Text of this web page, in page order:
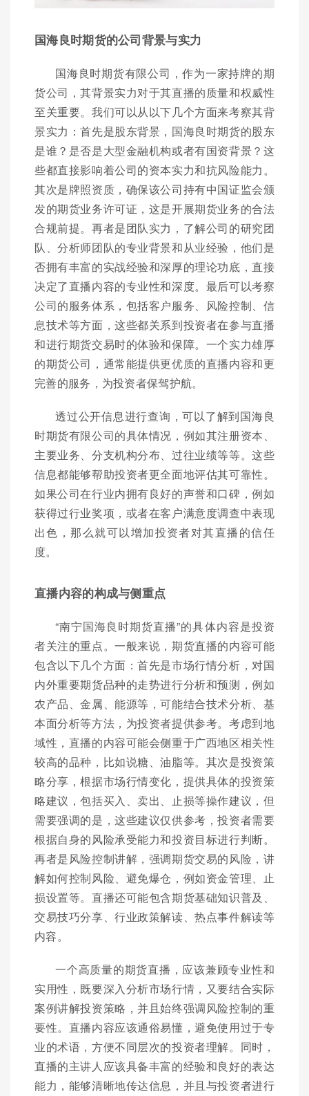
国海良时期货的公司背景与实力
国海良时期货有限公司，作为一家持牌的期
货公司，其背景实力对于其直播的质量和权威性
至关重要。我们可以从以下几个方面来考察其背
景实力：首先是股东背景，国海良时期货的股东
是谁？是否是大型金融机构或者有国资背景？这
些都直接影响着公司的资本实力和抗风险能力。
其次是牌照资质，确保该公司持有中国证监会颁
发的期货业务许可证，这是开展期货业务的合法
合规前提。再者是团队实力，了解公司的研究团
队、分析师团队的专业背景和从业经验，他们是
否拥有丰富的实战经验和深厚的理论功底，直接
决定了直播内容的专业性和深度。最后可以考察
公司的服务体系，包括客户服务、风险控制、信
息技术等方面，这些都关系到投资者在参与直播
和进行期货交易时的体验和保障。一个实力雄厚
的期货公司，通常能提供更优质的直播内容和更
完善的服务，为投资者保驾护航。
透过公开信息进行查询，可以了解到国海良
时期货有限公司的具体情况，例如其注册资本、
主要业务、分支机构分布、过往业绩等等。这些
信息都能够帮助投资者更全面地评估其可靠性。
如果公司在行业内拥有良好的声誉和口碑，例如
获得过行业奖项，或者在客户满意度调查中表现
出色，那么就可以增加投资者对其直播的信任
度。
直播内容的构成与侧重点
“南宁国海良时期货直播”的具体内容是投资
者关注的重点。一般来说，期货直播的内容可能
包含以下几个方面：首先是市场行情分析，对国
内外重要期货品种的走势进行分析和预测，例如
农产品、金属、能源等，可能结合技术分析、基
本面分析等方法，为投资者提供参考。考虑到地
域性，直播的内容可能会侧重于广西地区相关性
较高的品种，比如说糖、油脂等。其次是投资策
略分享，根据市场行情变化，提供具体的投资策
略建议，包括买入、卖出、止损等操作建议，但
需要强调的是，这些建议仅供参考，投资者需要
根据自身的风险承受能力和投资目标进行判断。
再者是风险控制讲解，强调期货交易的风险，讲
解如何控制风险、避免爆仓，例如资金管理、止
损设置等。直播还可能包含期货基础知识普及、
交易技巧分享、行业政策解读、热点事件解读等
内容。
一个高质量的期货直播，应该兼顾专业性和
实用性，既要深入分析市场行情，又要结合实际
案例讲解投资策略，并且始终强调风险控制的重
要性。直播内容应该通俗易懂，避免使用过于专
业的术语，方便不同层次的投资者理解。同时，
直播的主讲人应该具备丰富的经验和良好的表达
能力，能够清晰地传达信息，并且与投资者进行